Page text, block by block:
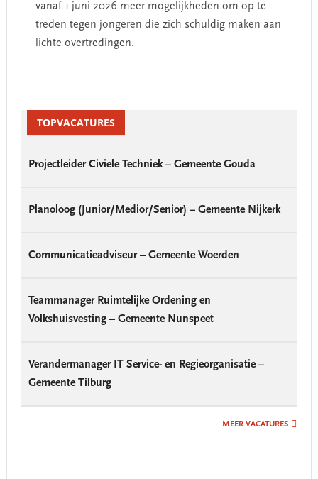
vanaf 1 juni 2026 meer mogelijkheden om op te
treden tegen jongeren die zich schuldig maken aan
lichte overtredingen.
SidebarTOPVACATURES
Projectleider Civiele Techniek – Gemeente Gouda
Planoloog (Junior/Medior/Senior) – Gemeente Nijkerk
Communicatieadviseur – Gemeente Woerden
Teammanager Ruimtelijke Ordening en
Volkshuisvesting – Gemeente Nunspeet
Verandermanager IT Service- en Regieorganisatie –
Gemeente Tilburg
MEER VACATURES